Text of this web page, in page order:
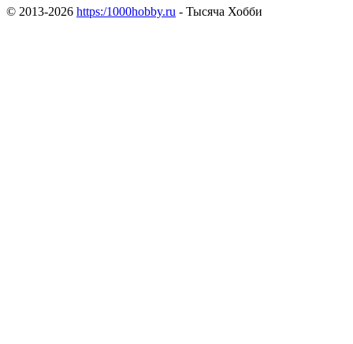
© 2013-2026 https:/1000hobby.ru - Тысяча Хобби